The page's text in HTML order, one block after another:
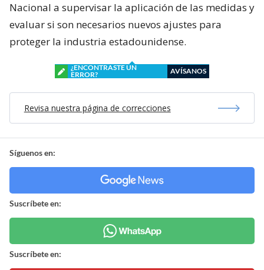
Nacional a supervisar la aplicación de las medidas y
evaluar si son necesarios nuevos ajustes para
proteger la industria estadounidense.
¿ENCONTRASTE UN
ERROR?
AVÍSANOS
Revisa nuestra página de correcciones
Síguenos en:
Suscríbete en:
Suscríbete en: